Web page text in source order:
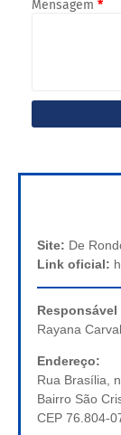
Mensagem *
Site: De
Link oficial:
Responsável
Rayana
Endereço:
Rua Brasília,
Bairro São
CEP 76.804-